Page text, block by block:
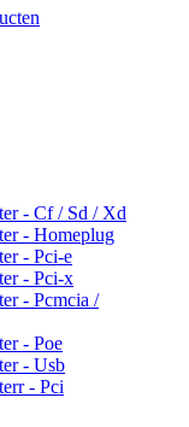
- Cf / Sd / Xd
- Homeplug
- Pci-e
- Pci-x
- Pcmcia /
- Poe
- Usb
- Pci